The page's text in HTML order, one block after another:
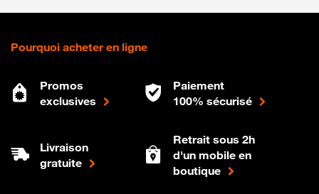
Pourquoi acheter en ligne
Promos
exclusives
Paiement
100% sécurisé
Livraison
gratuite
Retrait sous 2h
d'un mobile en
boutique